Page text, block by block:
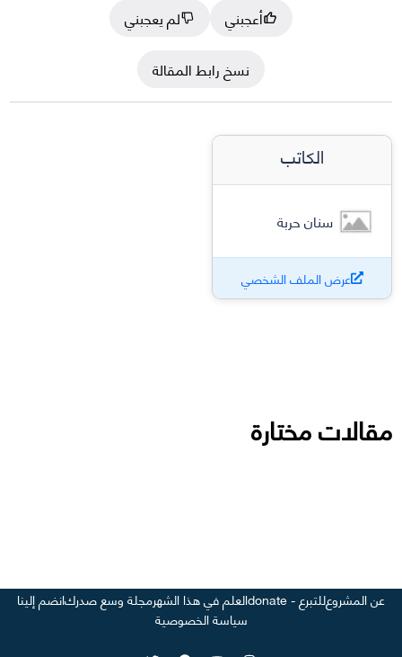
أعجبني
لم يعجبني
نسخ رابط المقالة
الكاتب
سنان حربة
عرض الملف الشخصي
مقالات مختارة
عن المشروعللتبرع - donate العلم في هذا الشهرمجلة وسع صدركانضم إلينا
سياسة الخصوصية